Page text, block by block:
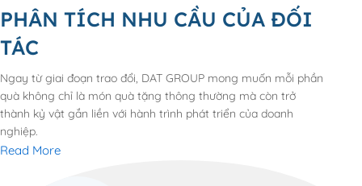
PHÂN TÍCH NHU CẦU CỦA ĐỐI
TÁC
Ngay từ giai đoạn trao đổi, DAT GROUP mong muốn mỗi phần
quà không chỉ là món quà tặng thông thường mà còn trở
thành kỷ vật gắn liền với hành trình phát triển của doanh
nghiệp.
Read More